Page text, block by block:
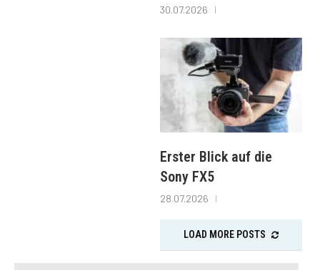
30.07.2026
Erster Blick auf die
Sony FX5
28.07.2026
LOAD MORE POSTS